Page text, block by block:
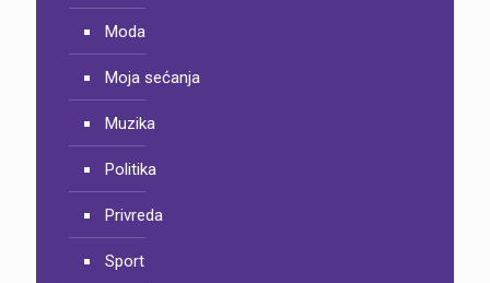
Moda
Moja sećanja
Muzika
Politika
Privreda
Sport